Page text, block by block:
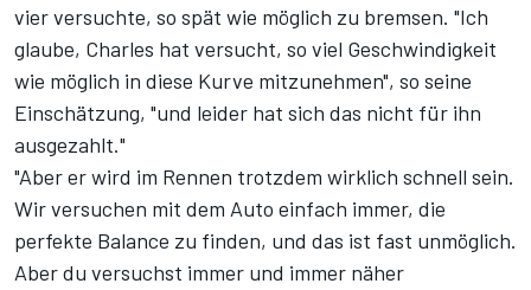
vier versuchte, so spät wie möglich zu bremsen. "Ich
glaube, Charles hat versucht, so viel Geschwindigkeit
wie möglich in diese Kurve mitzunehmen", so seine
Einschätzung, "und leider hat sich das nicht für ihn
ausgezahlt."
"Aber er wird im Rennen trotzdem wirklich schnell sein.
Wir versuchen mit dem Auto einfach immer, die
perfekte Balance zu finden, und das ist fast unmöglich.
Aber du versuchst immer und immer näher